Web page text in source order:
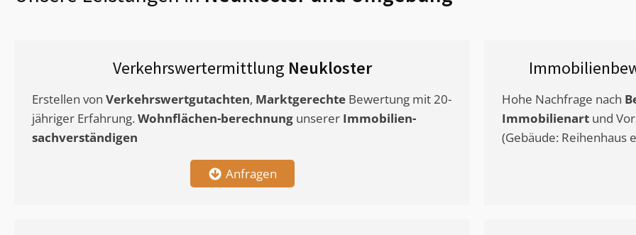
Verkehrswertermittlung Neukloster
Erstellen von Verkehrswertgutachten, Marktgerechte Bewertung mit 20-
jähriger Erfahrung. Wohnflächen-berechnung unserer Immobilien-
sachverständigen
Anfragen
Hohe Nachfrage nach
Immobilienart und
(Gebäude: Reihenhaus